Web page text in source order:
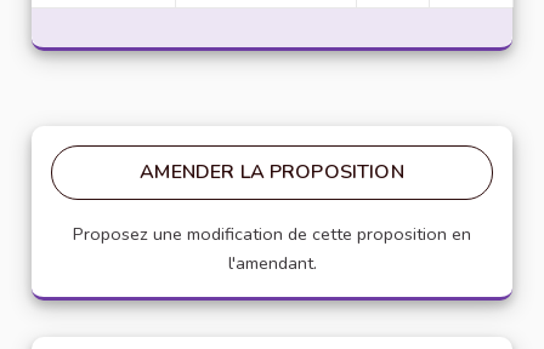
AMENDER LA PROPOSITION
Proposez une modification de cette proposition en
l'amendant.